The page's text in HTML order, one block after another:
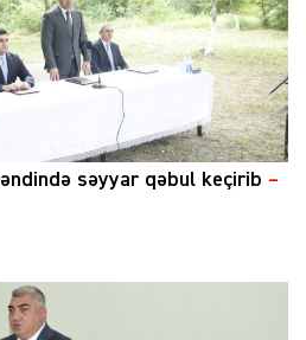
səyyar qəbul keçirib –